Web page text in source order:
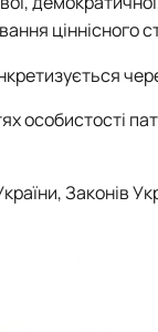
ціннісного
особистості
Законів